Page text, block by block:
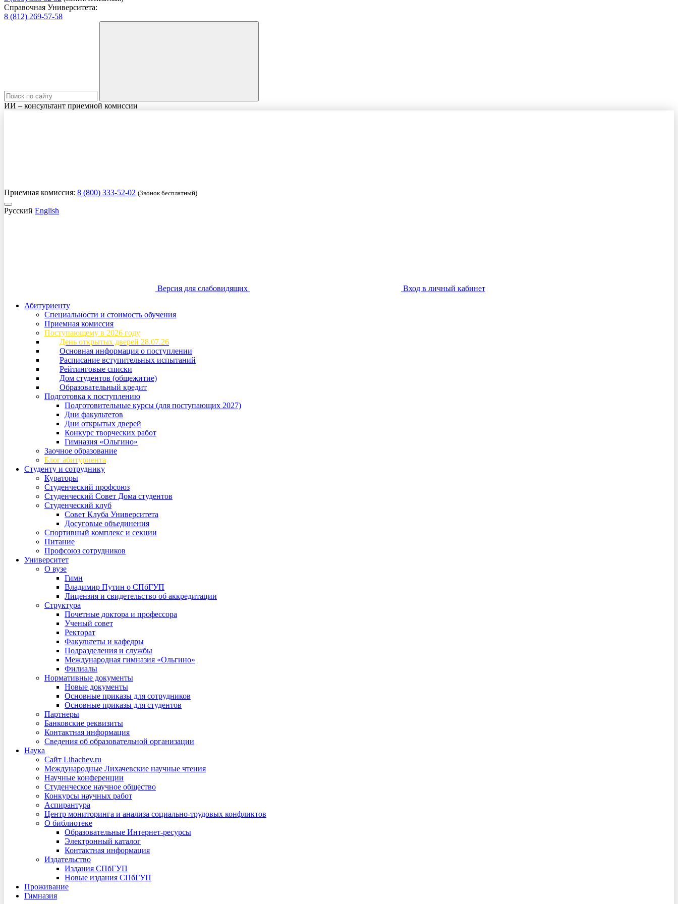
Справочная Университета:
8 (812) 269-57-58
ИИ – консультант приемной комиссии
Приемная комиссия: 8 (800) 333-52-02 (Звонок бесплатный)
Русский English
Версия для слабовидящих
Вход в личный кабинет
Абитуриенту
Специальности и стоимость обучения
Приемная комиссия
Поступающему в 2026 году
День открытых дверей 28.07.26
Основная информация о поступлении
Расписание вступительных испытаний
Рейтинговые списки
Дом студентов (общежитие)
Образовательный кредит
Подготовка к поступлению
Подготовительные курсы (для поступающих 2027)
Дни факультетов
Дни открытых дверей
Конкурс творческих работ
Гимназия «Ольгино»
Заочное образование
Блог абитуриента
Студенту и сотруднику
Кураторы
Студенческий профсоюз
Студенческий Совет Дома студентов
Студенческий клуб
Совет Клуба Университета
Досуговые объединения
Спортивный комплекс и секции
Питание
Профсоюз сотрудников
Университет
О вузе
Гимн
Владимир Путин о СПбГУП
Лицензия и свидетельство об аккредитации
Структура
Почетные доктора и профессора
Ученый совет
Ректорат
Факультеты и кафедры
Подразделения и службы
Международная гимназия «Ольгино»
Филиалы
Нормативные документы
Новые документы
Основные приказы для сотрудников
Основные приказы для студентов
Партнеры
Банковские реквизиты
Контактная информация
Сведения об образовательной организации
Наука
Сайт Lihachev.ru
Международные Лихачевские научные чтения
Научные конференции
Студенческое научное общество
Конкурсы научных работ
Аспирантура
Центр мониторинга и анализа социально-трудовых конфликтов
О библиотеке
Образовательные Интернет-ресурсы
Электронный каталог
Контактная информация
Издательство
Издания СПбГУП
Новые издания СПбГУП
Проживание
Гимназия